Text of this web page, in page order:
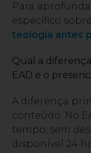
Para
específico sobre
teologia antes
Qual a
EAD e o
A diferença
conteúdo. No
tempo, sem
disponível 24